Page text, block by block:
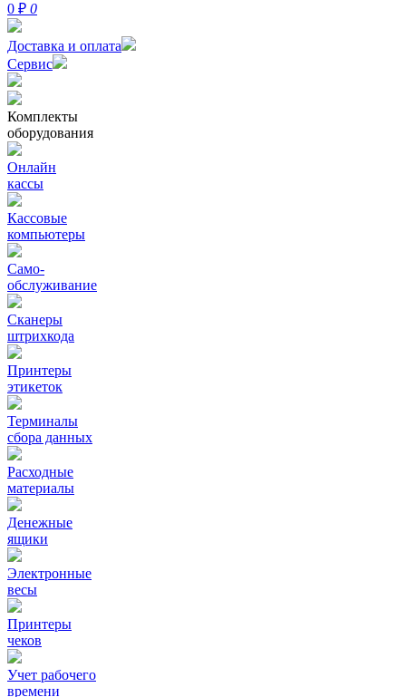
0 ₽ 0
Доставка и оплата
Сервис
Комплекты
оборудования
Онлайн
кассы
Кассовые
компьютеры
Само-
обслуживание
Сканеры
штрихкода
Принтеры
этикеток
Терминалы
сбора данных
Расходные
материалы
Денежные
ящики
Электронные
весы
Принтеры
чеков
Учет рабочего
времени